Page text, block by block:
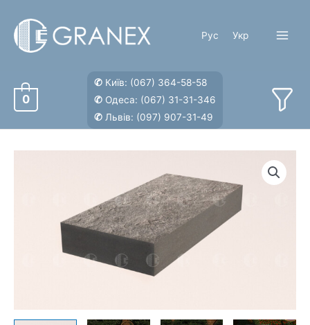
вмісту
Рус Укр
0
✆ Київ: (067) 364-58-58
✆ Одеса: (067) 31-31-346
✆ Львів: (097) 907-31-49